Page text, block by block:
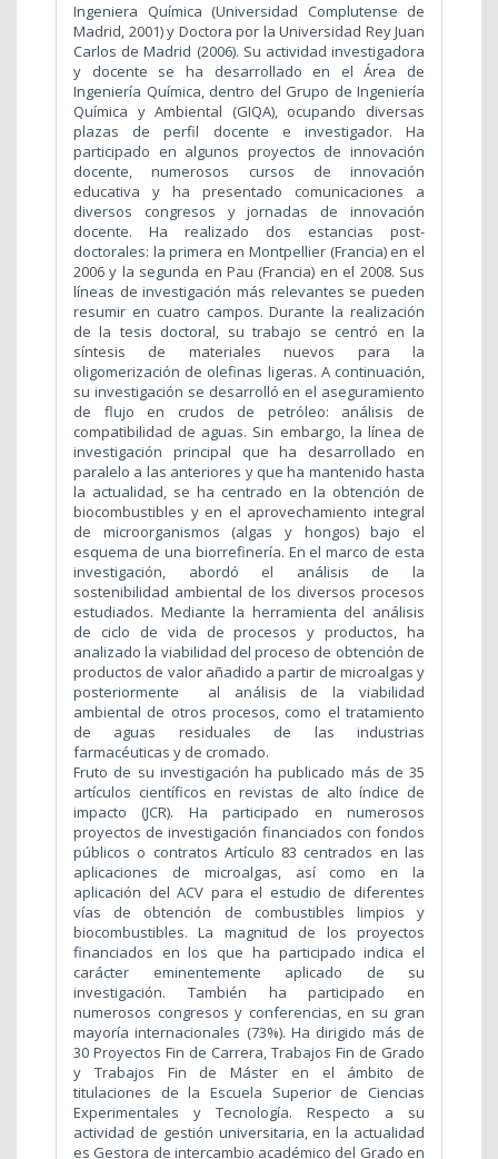
Ingeniera Química (Universidad Complutense de
Madrid, 2001) y Doctora por la Universidad Rey Juan
Carlos de Madrid (2006). Su actividad investigadora
y docente se ha desarrollado en el Área de
Ingeniería Química, dentro del Grupo de Ingeniería
Química y Ambiental (GIQA), ocupando diversas
plazas de perfil docente e investigador. Ha
participado en algunos proyectos de innovación
docente, numerosos cursos de innovación
educativa y ha presentado comunicaciones a
diversos congresos y jornadas de innovación
docente. Ha realizado dos estancias post-
doctorales: la primera en Montpellier (Francia) en el
2006 y la segunda en Pau (Francia) en el 2008. Sus
líneas de investigación más relevantes se pueden
resumir en cuatro campos. Durante la realización
de la tesis doctoral, su trabajo se centró en la
síntesis de materiales nuevos para la
oligomerización de olefinas ligeras. A continuación,
su investigación se desarrolló en el aseguramiento
de flujo en crudos de petróleo: análisis de
compatibilidad de aguas. Sin embargo, la línea de
investigación principal que ha desarrollado en
paralelo a las anteriores y que ha mantenido hasta
la actualidad, se ha centrado en la obtención de
biocombustibles y en el aprovechamiento integral
de microorganismos (algas y hongos) bajo el
esquema de una biorrefinería. En el marco de esta
investigación, abordó el análisis de la
sostenibilidad ambiental de los diversos procesos
estudiados. Mediante la herramienta del análisis
de ciclo de vida de procesos y productos, ha
analizado la viabilidad del proceso de obtención de
productos de valor añadido a partir de microalgas y
posteriormente al análisis de la viabilidad
ambiental de otros procesos, como el tratamiento
de aguas residuales de las industrias
farmacéuticas y de cromado.
Fruto de su investigación ha publicado más de 35
artículos científicos en revistas de alto índice de
impacto (JCR). Ha participado en numerosos
proyectos de investigación financiados con fondos
públicos o contratos Artículo 83 centrados en las
aplicaciones de microalgas, así como en la
aplicación del ACV para el estudio de diferentes
vías de obtención de combustibles limpios y
biocombustibles. La magnitud de los proyectos
financiados en los que ha participado indica el
carácter eminentemente aplicado de su
investigación. También ha participado en
numerosos congresos y conferencias, en su gran
mayoría internacionales (73%). Ha dirigido más de
30 Proyectos Fin de Carrera, Trabajos Fin de Grado
y Trabajos Fin de Máster en el ámbito de
titulaciones de la Escuela Superior de Ciencias
Experimentales y Tecnología. Respecto a su
actividad de gestión universitaria, en la actualidad
es Gestora de intercambio académico del Grado en